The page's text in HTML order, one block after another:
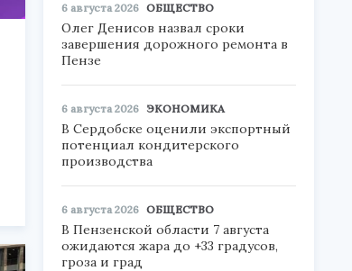
6 августа 2026 ОБЩЕСТВО
Олег Денисов назвал сроки
завершения дорожного ремонта в
Пензе
6 августа 2026 ЭКОНОМИКА
В Сердобске оценили экспортный
потенциал кондитерского
производства
6 августа 2026 ОБЩЕСТВО
В Пензенской области 7 августа
ожидаются жара до +33 градусов,
гроза и град